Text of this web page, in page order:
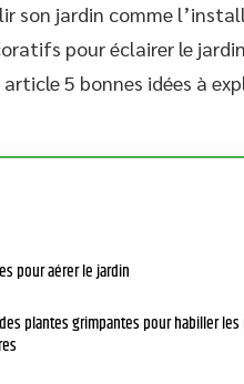
son jardin comme
pour éclairer le
5 bonnes idées à
pour aérer le jardin
plantes grimpantes pour habiller les